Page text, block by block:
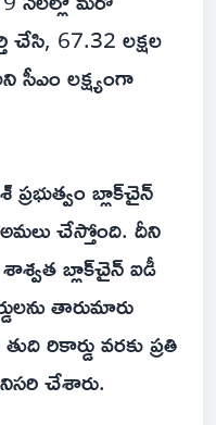
చేసి, 67.32 లక్షల
సీఎం లక్ష్యంగా
బ్లాక్‌చైన్
అమలు చేస్తోంది. దీని
బ్లాక్‌చైన్ ఐడీ
తారుమారు
రికార్డు వరకు ప్రతి
చేశారు.